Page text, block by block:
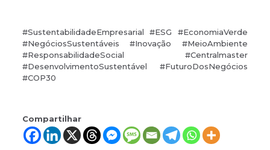
#SustentabilidadeEmpresarial #ESG #EconomiaVerde
#NegóciosSustentáveis #Inovação #MeioAmbiente
#ResponsabilidadeSocial #Centralmaster
#DesenvolvimentoSustentável #FuturoDosNegócios
#COP30
Compartilhar